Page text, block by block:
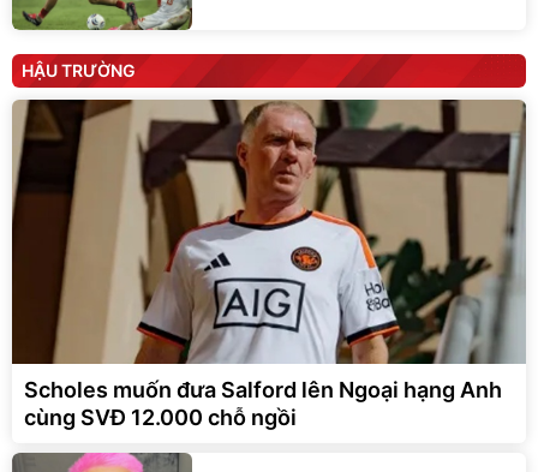
HẬU TRƯỜNG
Scholes muốn đưa Salford lên Ngoại hạng Anh
cùng SVĐ 12.000 chỗ ngồi